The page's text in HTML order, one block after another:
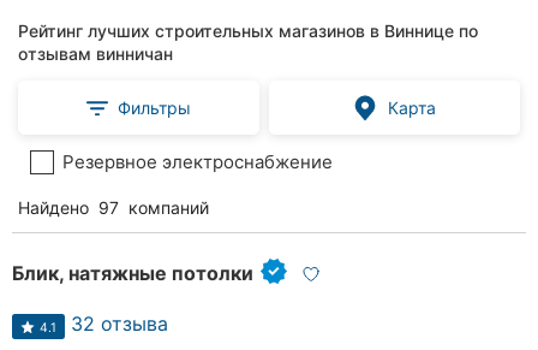
Рейтинг лучших строительных магазинов в Виннице по
отзывам винничан
Фильтры Карта
Резервное электроснабжение
Найдено 97 компаний
Блик, натяжные потолки
4.1 32 отзыва